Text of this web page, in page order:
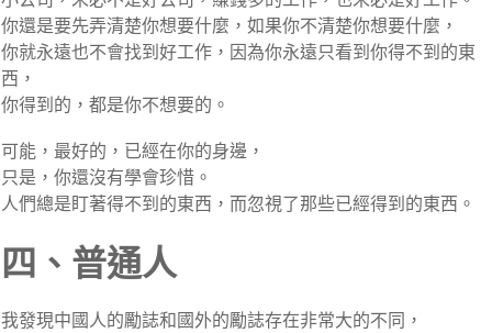
你還是要先弄清楚你想要什麼，如果你不清楚你想要什麼，
你就永遠也不會找到好工作，因為你永遠只看到你得不到的東
西，
你得到的，都是你不想要的。
可能，最好的，已經在你的身邊，
只是，你還沒有學會珍惜。
人們總是盯著得不到的東西，而忽視了那些已經得到的東西。
四、普通人
我發現中國人的勵誌和國外的勵誌存在非常大的不同，